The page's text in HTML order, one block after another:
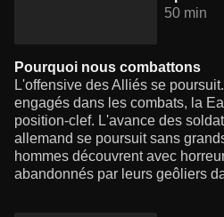
50 min
Pourquoi nous combattons
L'offensive des Alliés se
engagés dans les combats, la
position-clef. L'avance des
allemand se poursuit sans
hommes découvrent avec
abandonnés par leurs geôliers